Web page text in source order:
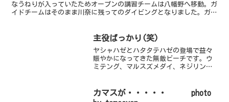
なうねりが入っていたためオープンの講習チームは八幡野へ移動。ガ
イドチームはそのまま川奈に残ってのダイビングとなりました。ガイ
主役ばっかり(笑)
ヤシャハゼとハタタテハゼの登場で益々
賑やかになってきた無敵ビーチです。ウ
ミテング、マルスズメダイ、ネジリンボ
やかです。Photo by もっちゃん
カマスが・・・・・ photo